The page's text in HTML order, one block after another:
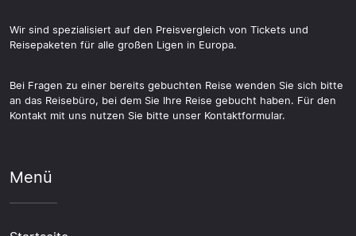
Wir sind spezialisiert auf den Preisvergleich von Tickets und
Reisepaketen für alle großen Ligen in Europa.
Bei Fragen zu einer bereits gebuchten Reise wenden Sie sich bitte
an das Reisebüro, bei dem Sie Ihre Reise gebucht haben. Für den
Kontakt mit uns nutzen Sie bitte unser Kontaktformular.
Menü